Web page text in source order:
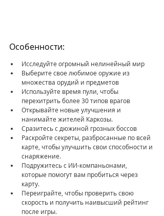
Особенности:
Исследуйте огромный нелинейный мир
Выберите свое любимое оружие из
множества орудий и предметов
Используйте время пули, чтобы
перехитрить более 30 типов врагов
Открывайте новые улучшения и
нанимайте жителей Каркозы.
Сразитесь с дюжиной грозных боссов
Раскройте секреты, разбросанные по всей
карте, чтобы улучшить свои способности и
снаряжение.
Подружитесь с ИИ-компаньонами,
которые помогут вам пробиться через
карту.
Переиграйте, чтобы проверить свою
скорость и получить наивысший рейтинг
после игры.